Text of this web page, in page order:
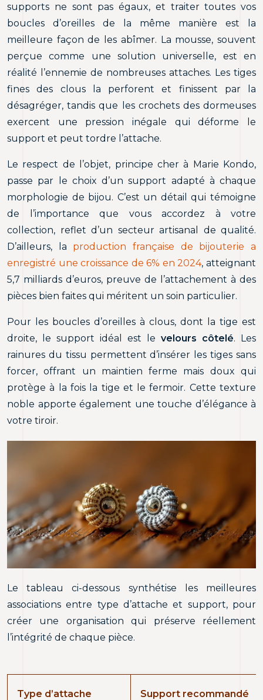
supports ne sont pas égaux, et traiter toutes vos
boucles d’oreilles de la même manière est la
meilleure façon de les abîmer. La mousse, souvent
perçue comme une solution universelle, est en
réalité l’ennemie de nombreuses attaches. Les tiges
fines des clous la perforent et finissent par la
désagréger, tandis que les crochets des dormeuses
exercent une pression inégale qui déforme le
support et peut tordre l’attache.
Le respect de l’objet, principe cher à Marie Kondo,
passe par le choix d’un support adapté à chaque
morphologie de bijou. C’est un détail qui témoigne
de l’importance que vous accordez à votre
collection, reflet d’un secteur artisanal de qualité.
D’ailleurs, la production française de bijouterie a
enregistré une croissance de 6% en 2024, atteignant
5,7 milliards d’euros, preuve de l’attachement à des
pièces bien faites qui méritent un soin particulier.
Pour les boucles d’oreilles à clous, dont la tige est
droite, le support idéal est le velours côtelé. Les
rainures du tissu permettent d’insérer les tiges sans
forcer, offrant un maintien ferme mais doux qui
protège à la fois la tige et le fermoir. Cette texture
noble apporte également une touche d’élégance à
votre tiroir.
Le tableau ci-dessous synthétise les meilleures
associations entre type d’attache et support, pour
créer une organisation qui préserve réellement
l’intégrité de chaque pièce.
Type d’attache Support recommandé